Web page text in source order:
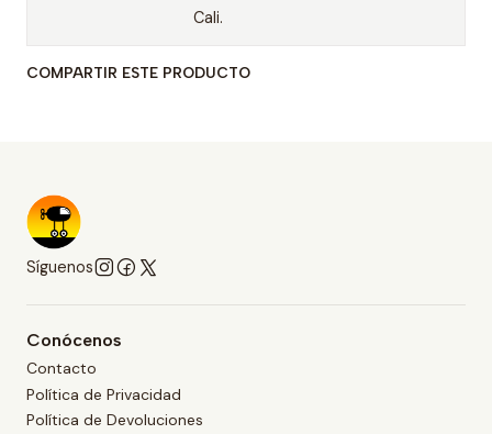
Cali.
COMPARTIR ESTE PRODUCTO
Síguenos
Conócenos
Contacto
Política de Privacidad
Política de Devoluciones